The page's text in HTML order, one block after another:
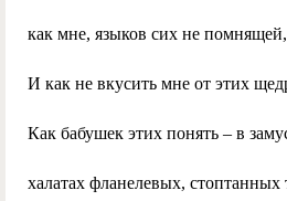
как мне, языков сих не помнящей,
И как не вкусить мне от этих
Как бабушек этих понять – в
халатах фланелевых, стоптанных